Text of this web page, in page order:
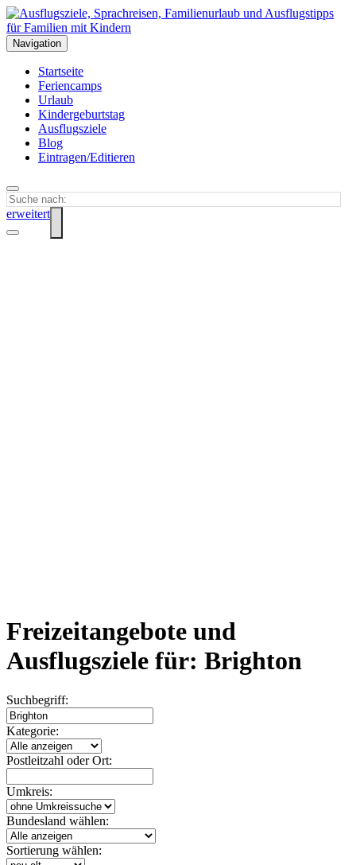
Navigation
Startseite
Feriencamps
Urlaub
Kindergeburtstag
Ausflugsziele
Blog
Eintragen/Editieren
erweitert
Freizeitangebote und
Ausflugsziele für: Brighton
Suchbegriff:
Kategorie:
Postleitzahl oder Ort:
Umkreis:
Bundesland wählen:
Sortierung wählen: